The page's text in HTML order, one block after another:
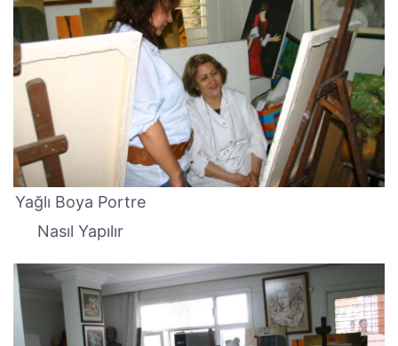
Yağlı Boya Portre
Nasıl Yapılır